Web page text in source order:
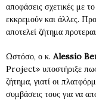
αποφάσεις σχετικές με
εκκρεμούν και άλλες.
αποτελεί ζήτημα
Ωστόσο, ο κ. Alessio
Project» υποστήριξε
ζήτημα, γιατί οι
συμβάσεις τους για να